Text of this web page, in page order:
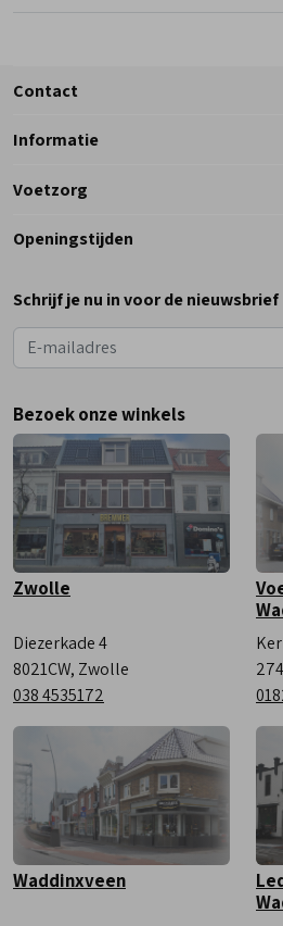
Contact
Telefoon
Informatie
Voetzorg
Openingstijden
Dinsdag
Woensdag
Vrijdag
Zaterdag
Schrijf je nu in voor de nieuwsbrief
Bezoek onze winkels
Zwolle
Diezerkade 4
8021CW, Zwolle
038 4535172
Waddinxveen